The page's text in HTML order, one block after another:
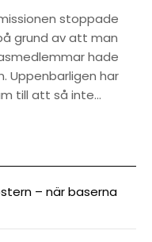
stoppade
grund av att man
hade
Uppenbarligen har
till att så inte…
– när baserna